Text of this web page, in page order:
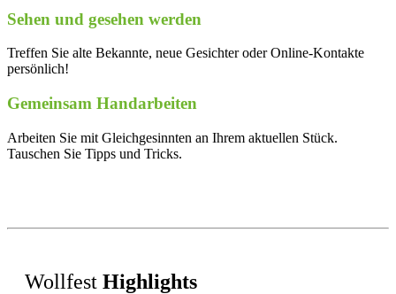
Sehen und gesehen werden
Treffen Sie alte Bekannte, neue Gesichter oder Online-Kontakte
persönlich!
Gemeinsam Handarbeiten
Arbeiten Sie mit Gleichgesinnten an Ihrem aktuellen Stück.
Tauschen Sie Tipps und Tricks.
Wollfest Highlights